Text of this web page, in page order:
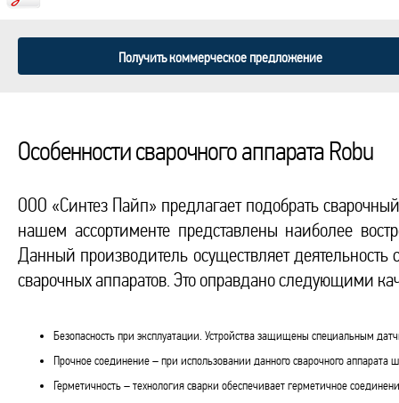
Получить коммерческое предложение
Особенности сварочного аппарата Robu
ООО «Синтез Пайп» предлагает подобрать
нашем ассортименте представлены наиболее
Данный производитель осуществляет
сварочных аппаратов. Это оправдано следующими
Безопасность при эксплуатации. Устройства защищены специальным
Прочное соединение – при использовании данного сварочного аппарата
Герметичность – технология сварки обеспечивает герметичное